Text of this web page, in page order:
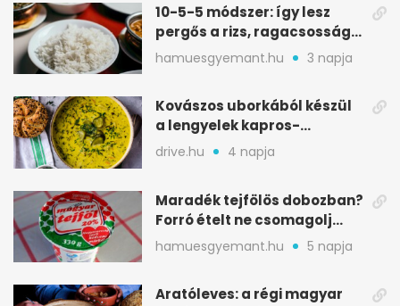
10-5-5 módszer: így lesz
pergős a rizs, ragacsosság
nélkül
hamuesgyemant.hu 3 napja
Kovászos uborkából készül
a lengyelek kapros-
savanykás levese
drive.hu 4 napja
Maradék tejfölös dobozban?
Forró ételt ne csomagolj
ilyen tégelybe
hamuesgyemant.hu 5 napja
Aratóleves: a régi magyar